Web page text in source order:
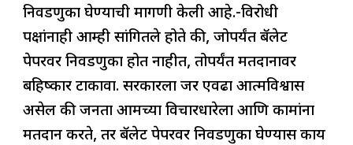
निवडणुका घेण्याची मागणी केली आहे.-विरोधी
पक्षांनाही आम्ही सांगितले होते की, जोपर्यंत बॅलेट
पेपरवर निवडणुका होत नाहीत, तोपर्यंत मतदानावर
बहिष्कार टाकावा. सरकारला जर एवढा आत्मविश्वास
असेल की जनता आमच्या विचारधारेला आणि कामांना
मतदान करते, तर बॅलेट पेपरवर निवडणुका घेण्यास काय